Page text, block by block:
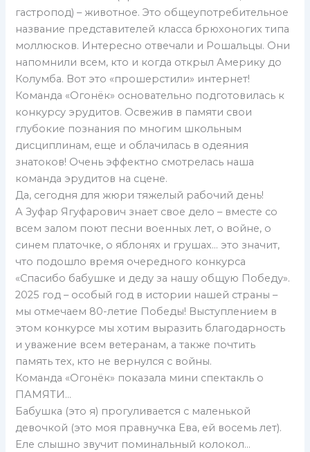
гастропод) – животное. Это общеупотребительное
название представителей класса брюхоногих типа
моллюсков. Интересно отвечали и Рошальцы. Они
напомнили всем, кто и когда открыл Америку до
Колумба. Вот это «прошерстили» интернет!
Команда «Огонёк» основательно подготовилась к
конкурсу эрудитов. Освежив в памяти свои
глубокие познания по многим школьным
дисциплинам, еще и облачилась в одеяния
знатоков! Очень эффектно смотрелась наша
команда эрудитов на сцене.
Да, сегодня для жюри тяжелый рабочий день!
А Зуфар Ягуфарович знает свое дело – вместе со
всем залом поют песни военных лет, о войне, о
синем платочке, о яблонях и грушах… это значит,
что подошло время очередного конкурса
«Спасибо бабушке и деду за нашу общую Победу».
2025 год – особый год в истории нашей страны –
мы отмечаем 80-летие Победы! Выступлением в
этом конкурсе мы хотим выразить благодарность
и уважение всем ветеранам, а также почтить
память тех, кто не вернулся с войны.
Команда «Огонёк» показала мини спектакль о
ПАМЯТИ…
Бабушка (это я) прогуливается с маленькой
девочкой (это моя правнучка Ева, ей восемь лет).
Еле слышно звучит поминальный колокол…